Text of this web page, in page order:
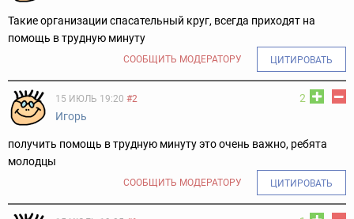
Такие организации спасательный круг, всегда приходят на
помощь в трудную минуту
СООБЩИТЬ МОДЕРАТОРУ ЦИТИРОВАТЬ
2
15 ИЮЛЬ 19:20 #2
Игорь
получить помощь в трудную минуту это очень важно, ребята
молодцы
СООБЩИТЬ МОДЕРАТОРУ ЦИТИРОВАТЬ